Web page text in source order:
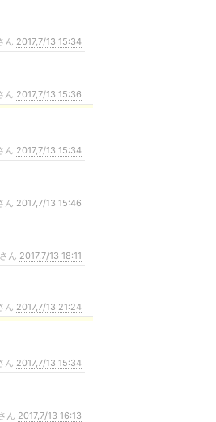
ん 2017,7/13 15:34
ん 2017,7/13 15:36
ん 2017,7/13 15:34
ん 2017,7/13 15:46
ん 2017,7/13 18:11
ん 2017,7/13 21:24
ん 2017,7/13 15:34
ん 2017,7/13 16:13